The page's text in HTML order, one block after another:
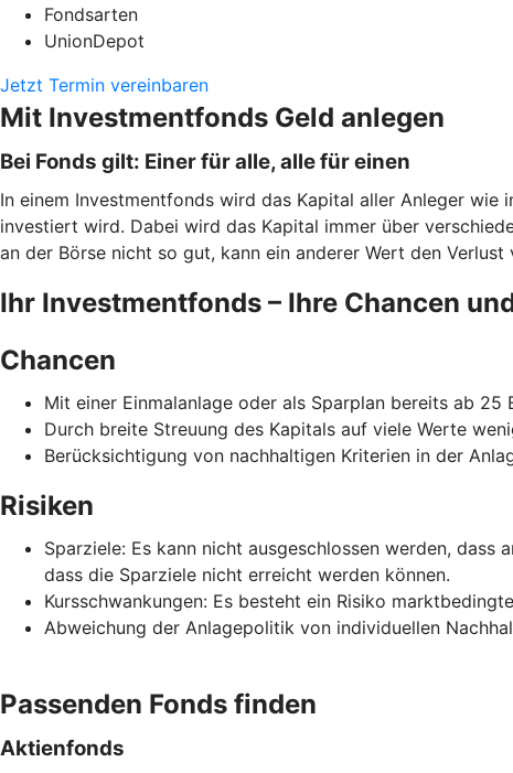
Fondsarten
UnionDepot
Jetzt Termin vereinbaren
Mit Investmentfonds Geld anlegen
Bei Fonds gilt: Einer für alle, alle für einen
In einem Investmentfonds wird das Kapital aller Anleger
investiert wird. Dabei wird das Kapital immer über
an der Börse nicht so gut, kann ein anderer Wert den Verlust
Ihr Investmentfonds – Ihre Chancen
Chancen
Mit einer Einmalanlage oder als Sparplan bereits ab 25
Durch breite Streuung des Kapitals auf viele Werte
Berücksichtigung von nachhaltigen Kriterien in der
Risiken
Sparziele: Es kann nicht ausgeschlossen werden,
dass die Sparziele nicht erreicht werden können.
Kursschwankungen: Es besteht ein Risiko
Abweichung der Anlagepolitik von individuellen
Passenden Fonds finden
Aktienfonds